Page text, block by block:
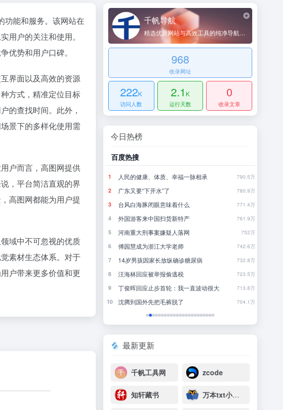
功能和服务。该网站在
用户的关注和使用。
优势和用户口碑。
界面以及高效的资源
方式，精准定位目标
的查找时间。此外，
景下的多样化使用需
户而言，高图网提供
，平台简洁直观的界
高图网都能为用户提
域中不可忽视的优质
素材生态体系。对于
户带来更多价值和更
千帆导航
精选优质网站与高效工具的纯净导航平台
968
收录网址
222K
访问人数
2.1 K
运行天数
0
收录文章
今日热榜
底消失？
暴赚23亿，下半年看交付
百度热搜
1 人民的健康、体质、幸福一脉相承 790.5万
2 广东又要“下开水”了 780.9万
3 台风白海豚闭眼意味着什么 771.4万
4 外国游客来中国扫货新特产 761.9万
5 河南重大刑事案嫌疑人落网 752万
6 傅园慧成为浙江大学老师 742.6万
7 14岁男孩因家长放纵确诊糖尿病 732.8万
8 汪海林回应被举报偷逃税 723.5万
9 丁俊晖回应止步首轮：我一直波动很大 713.8万
10 沈腾到国外先把毛裤脱了 704.1万
最新更新
千帆工具网 zcode
知轩藏书 万本txt小说下载网